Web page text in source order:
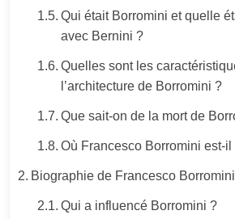
Qui était Borromini et quelle
avec Bernini ?
Quelles sont les
l’architecture de Borromini ?
Que sait-on de la mort de
Où Francesco Borromini est-il
Biographie de Francesco Borromini
Qui a influencé Borromini ?